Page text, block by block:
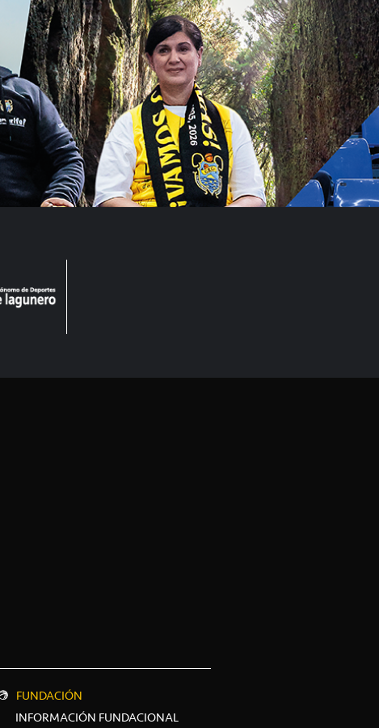
FUNDACIÓN
INFORMACIÓN FUNDACIONAL